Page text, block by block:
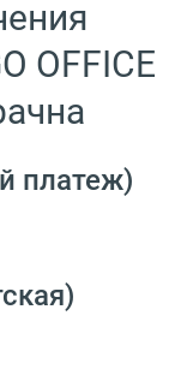
OFFICE
платеж)